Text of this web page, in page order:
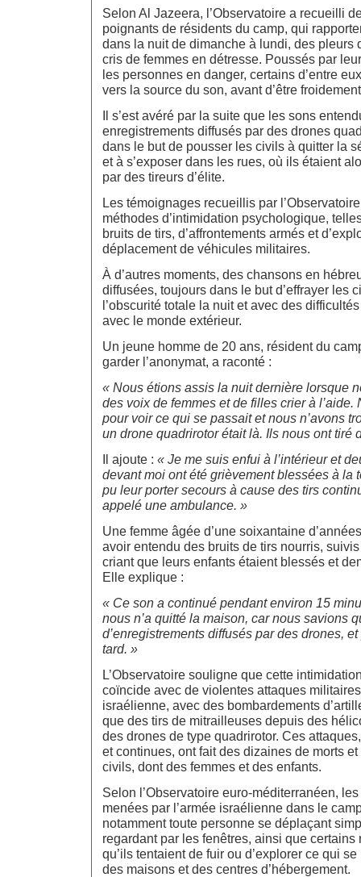
Selon Al Jazeera, l’Observatoire a recueilli
poignants de résidents du camp, qui
dans la nuit de dimanche à lundi, des pleurs
cris de femmes en détresse. Poussés par
les personnes en danger, certains d’entre
vers la source du son, avant d’être
Il s’est avéré par la suite que les sons
enregistrements diffusés par des drones
dans le but de pousser les civils à quitter la
et à s’exposer dans les rues, où ils étaient
par des tireurs d’élite.
Les témoignages recueillis par
méthodes d’intimidation psychologique,
bruits de tirs, d’affrontements armés et
déplacement de véhicules militaires.
À d’autres moments, des chansons en
diffusées, toujours dans le but d’effrayer les
l’obscurité totale la nuit et avec des
avec le monde extérieur.
Un jeune homme de 20 ans, résident du
garder l’anonymat, a raconté :
« Nous étions assis la nuit dernière lorsque
des voix de femmes et de filles crier à l’aide.
pour voir ce qui se passait et nous n’avons
un drone quadrirotor était là. Ils nous ont tiré
Il ajoute : « Je me suis enfui à l’intérieur et
devant moi ont été grièvement blessées à la
pu leur porter secours à cause des tirs
appelé une ambulance. »
Une femme âgée d’une soixantaine
avoir entendu des bruits de tirs nourris,
criant que leurs enfants étaient blessés et
Elle explique :
« Ce son a continué pendant environ 15
nous n’a quitté la maison, car nous savions
d’enregistrements diffusés par des drones,
tard. »
L’Observatoire souligne que cette
coïncide avec de violentes attaques
israélienne, avec des bombardements
que des tirs de mitrailleuses depuis des
des drones de type quadrirotor. Ces
et continues, ont fait des dizaines de morts
civils, dont des femmes et des enfants.
Selon l’Observatoire euro-méditerranéen,
menées par l’armée israélienne dans le
notamment toute personne se déplaçant
regardant par les fenêtres, ainsi que
qu’ils tentaient de fuir ou d’explorer ce qui
des maisons et des centres d’hébergement.